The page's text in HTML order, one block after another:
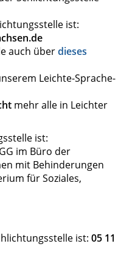
ist:
auch überdieses
Leichte-Sprache-
mehr alle in Leichter
ist:
im Büro der
mit Behinderungen
für Soziales,
ist: 05 11